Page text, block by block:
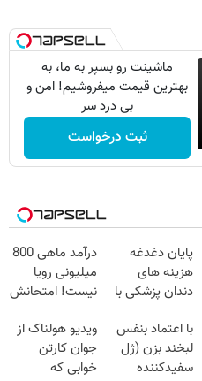
ماشینت رو بسپر به ما، به
بهترین قیمت میفروشیم! امن و
بی درد سر
ثبت درخواست
پایان دغدغه
هزینه های
دندان پزشکی با
خانگی
درآمد ماهی 800
میلیونی رویا
نیست! امتحانش
با اعتماد بنفس
لبخند بزن (ژل
سفیدکننده
ویدیو هولناک از
جوان کارتن
خوابی که